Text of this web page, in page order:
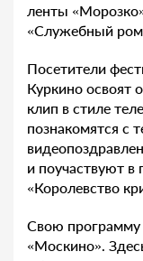
ленты
«Служебный
Посетители
Куркино освоят
клип в стиле
познакомятся с
и поучаствуют в
«Королевство
Свою программу
«Москино».